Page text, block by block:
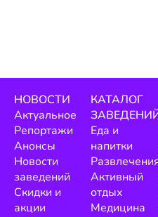
НОВОСТИ
Актуальное
Репортажи
Анонсы
Новости
заведений
Скидки и
акции
КАТАЛОГ
Еда и
напитки
Активный
отдых
Медицина